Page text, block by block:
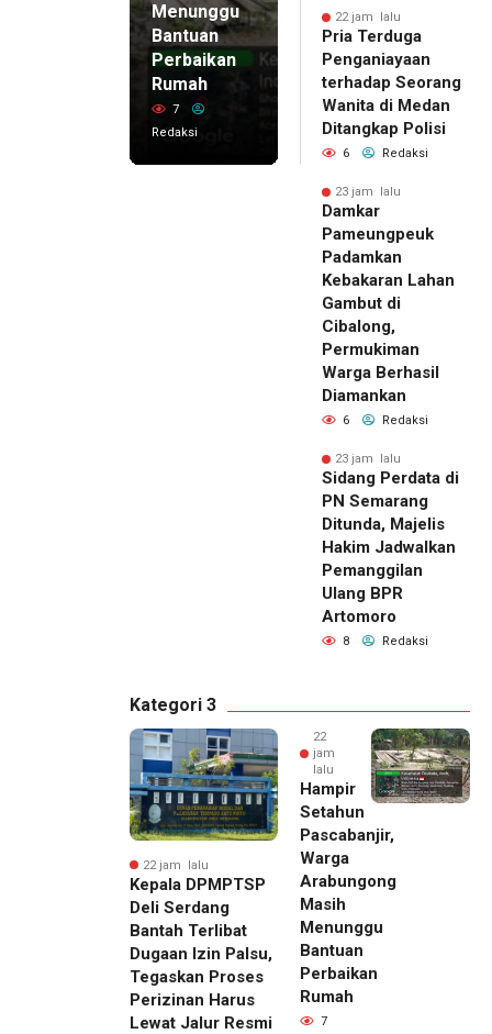
Menunggu
Bantuan
Perbaikan
Rumah
7
Redaksi
22 jam lalu
Pria Terduga
Penganiayaan
terhadap Seorang
Wanita di Medan
Ditangkap Polisi
6 Redaksi
23 jam lalu
Damkar
Pameungpeuk
Padamkan
Kebakaran Lahan
Gambut di
Cibalong,
Permukiman
Warga Berhasil
Diamankan
6 Redaksi
23 jam lalu
Sidang Perdata di
PN Semarang
Ditunda, Majelis
Hakim Jadwalkan
Pemanggilan
Ulang BPR
Artomoro
8 Redaksi
Kategori 3
22 jam lalu
Kepala DPMPTSP
Deli Serdang
Bantah Terlibat
Dugaan Izin Palsu,
Tegaskan Proses
Perizinan Harus
Lewat Jalur Resmi
22
jam
lalu
Hampir
Setahun
Pascabanjir,
Warga
Arabungong
Masih
Menunggu
Bantuan
Perbaikan
Rumah
7